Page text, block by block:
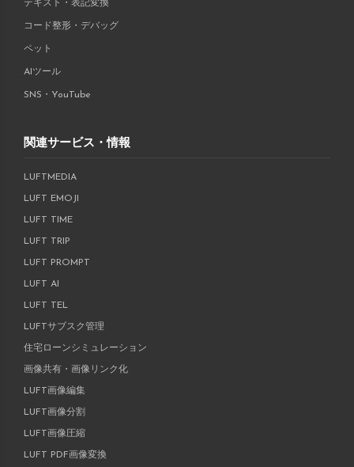
テキスト・表記変換
コード整形・デバッグ
ペット
AIツール
SNS・YouTube
関連サービス・情報
LUFTMEDIA
LUFT EMOJI
LUFT TIME
LUFT TRIP
LUFT PROMPT
LUFT AI
LUFT TEL
LUFTサブスク管理
住宅ローンシミュレーション
画像共有・画像リンク化
LUFT画像編集
LUFT画像分割
LUFT画像圧縮
LUFT PDF画像変換